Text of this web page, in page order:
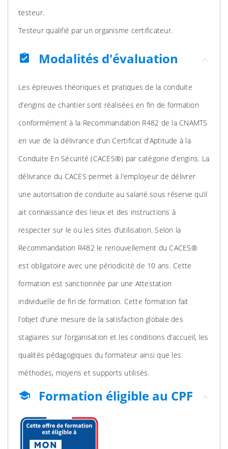
testeur.
Testeur qualifié par un organisme certificateur.
assignment_turned_in Modalités d'évaluation
Les épreuves théoriques et pratiques de la conduite
d’engins de chantier sont réalisées en fin de formation
conformément à la Recommandation R482 de la CNAMTS
en vue de la délivrance d’un Certificat d’Aptitude à la
Conduite En Sécurité (CACES®) par catégorie d’engins. La
délivrance du CACES permet à l’employeur de délivrer
une autorisation de conduite au salarié sous réserve qu’il
ait connaissance des lieux et des instructions à
respecter sur le ou les sites d’utilisation. Selon la
Recommandation R482 le renouvellement du CACES®
est obligatoire avec une périodicité de 10 ans. Cette
formation est sanctionnée par une Attestation
individuelle de fin de formation. Cette formation fait
l’objet d’une mesure de la satisfaction globale des
stagiaires sur l’organisation et les conditions d’accueil, les
qualités pédagogiques du formateur ainsi que les
méthodes, moyens et supports utilisés.
school Formation éligible au CPF